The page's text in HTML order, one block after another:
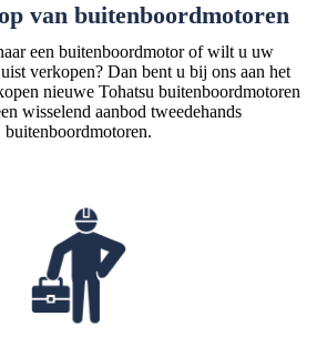
van buitenboordmotoren
een buitenboordmotor of wilt u uw
verkopen? Dan bent u bij ons aan het
nieuwe Tohatsu buitenboordmotoren
wisselend aanbod tweedehands
buitenboordmotoren.